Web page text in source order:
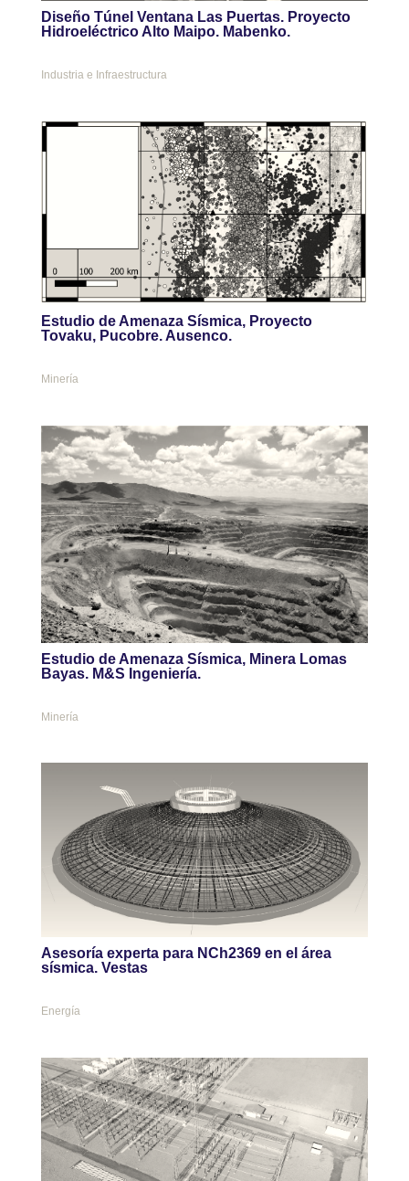
Diseño Túnel Ventana Las Puertas. Proyecto
Hidroeléctrico Alto Maipo. Mabenko.
Industria e Infraestructura
Estudio de Amenaza Sísmica, Proyecto
Tovaku, Pucobre. Ausenco.
Minería
Estudio de Amenaza Sísmica, Minera Lomas
Bayas. M&S Ingeniería.
Minería
Asesoría experta para NCh2369 en el área
sísmica. Vestas
Energía